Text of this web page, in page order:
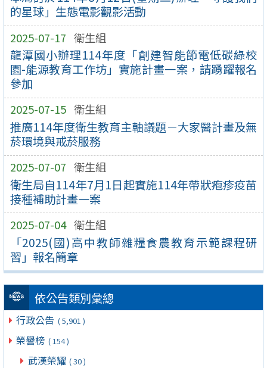
的星球」生態電影觀影活動
2025-07-17 衛生組
龍潭國小辦理114年度「創建智能節電低碳綠校
園-能源教育工作坊」實施計畫一案，請踴躍報名
參加
2025-07-15 衛生組
推廣114年度衛生教育主軸議題－大家醫計畫及無
菸環境與戒菸服務
2025-07-07 衛生組
衛生局自114年7月1日起實施114年帶狀疱疹疫苗
接種補助計畫一案
2025-07-04 衛生組
「2025(國)高中教師雜糧食農教育示範課程研
習」報名簡章
依公告類別彙總
行政公告 ( 5,901 )
榮譽榜 ( 154 )
武漢榮耀 ( 30 )